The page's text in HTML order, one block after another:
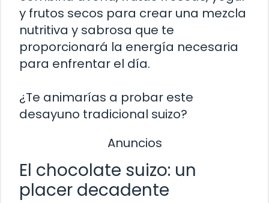
y frutos secos para crear una mezcla
nutritiva y sabrosa que te
proporcionará la energía necesaria
para enfrentar el día.
¿Te animarías a probar este
desayuno tradicional suizo?
Anuncios
El chocolate suizo: un
placer decadente